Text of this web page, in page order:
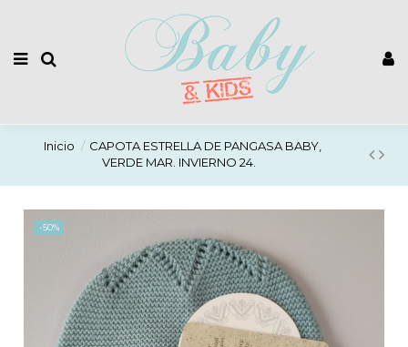
Inicio
CAPOTA ESTRELLA DE PANGASA BABY,
VERDE MAR. INVIERNO 24.
-50%